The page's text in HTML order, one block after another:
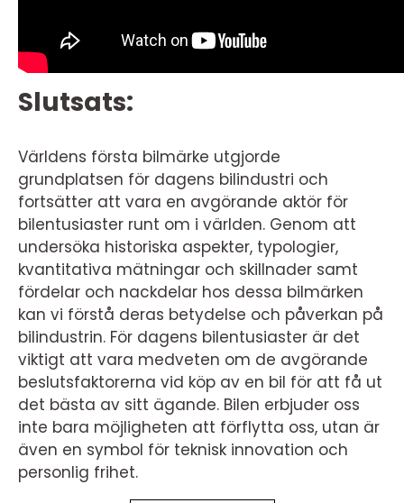
Slutsats:
Världens första bilmärke utgjorde
grundplatsen för dagens bilindustri och
fortsätter att vara en avgörande aktör för
bilentusiaster runt om i världen. Genom att
undersöka historiska aspekter, typologier,
kvantitativa mätningar och skillnader samt
fördelar och nackdelar hos dessa bilmärken
kan vi förstå deras betydelse och påverkan på
bilindustrin. För dagens bilentusiaster är det
viktigt att vara medveten om de avgörande
beslutsfaktorerna vid köp av en bil för att få ut
det bästa av sitt ägande. Bilen erbjuder oss
inte bara möjligheten att förflytta oss, utan är
även en symbol för teknisk innovation och
personlig frihet.